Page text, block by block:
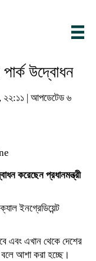
পার্ক উদ্বোধন
২২:১১ | আপডেটেড ৬
করেছেন ‍প্রধানমন্ত্রী
ইনগ্রেডিয়েন্ট
এবং এখান থেকে দেশের
বলে আশা করা হচ্ছে।